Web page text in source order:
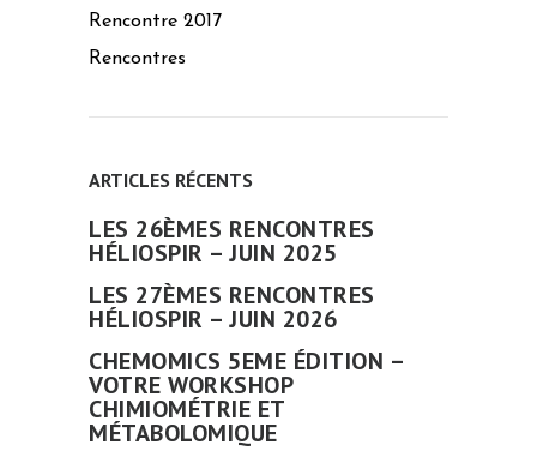
Rencontre 2017
Rencontres
ARTICLES RÉCENTS
LES 26ÈMES RENCONTRES
HÉLIOSPIR – JUIN 2025
LES 27ÈMES RENCONTRES
HÉLIOSPIR – JUIN 2026
CHEMOMICS 5EME ÉDITION –
VOTRE WORKSHOP
CHIMIOMÉTRIE ET
MÉTABOLOMIQUE